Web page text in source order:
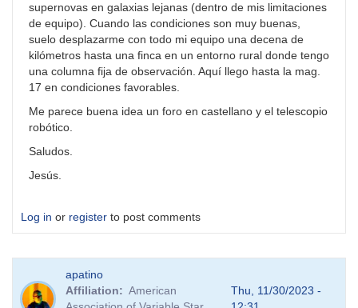
supernovas en galaxias lejanas (dentro de mis limitaciones
de equipo). Cuando las condiciones son muy buenas,
suelo desplazarme con todo mi equipo una decena de
kilómetros hasta una finca en un entorno rural donde tengo
una columna fija de observación. Aquí llego hasta la mag.
17 en condiciones favorables.
Me parece buena idea un foro en castellano y el telescopio
robótico.
Saludos.
Jesús.
Log in or register to post comments
apatino
Affiliation
American
Thu, 11/30/2023 -